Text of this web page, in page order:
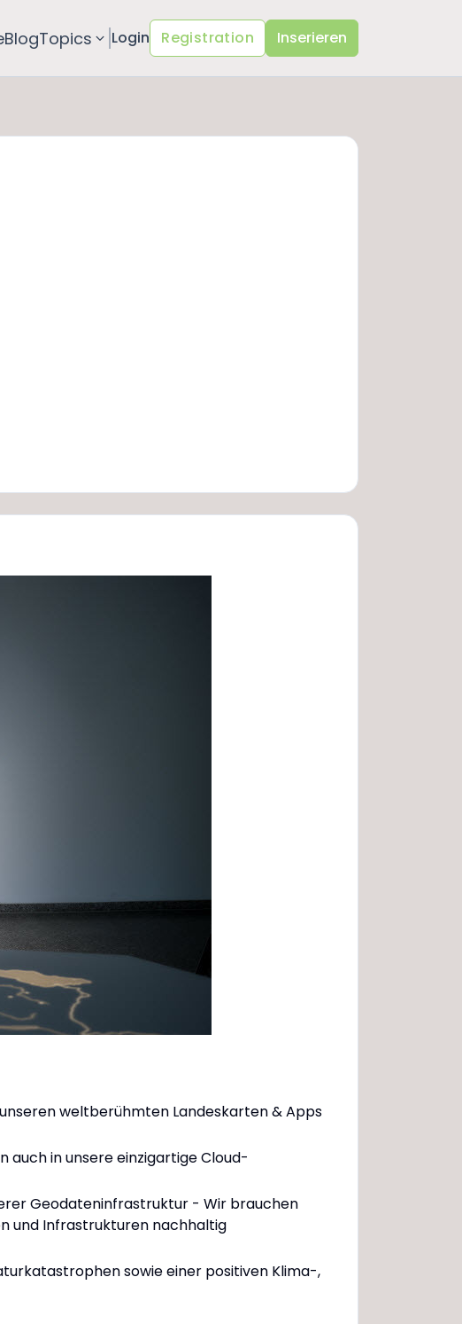
BlogTopics Login Registration Inserieren
weltberühmten Landeskarten & Apps
auch in unsere einzigartige Cloud-
Geodateninfrastruktur - Wir brauchen
und Infrastrukturen nachhaltig
sowie einer positiven Klima-,